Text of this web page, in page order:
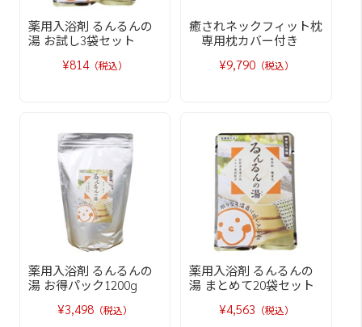
薬用入浴剤 るんるんの
湯 お試し3袋セット
¥814（税込）
癒されネックフィット枕
専用枕カバー付き
¥9,790（税込）
薬用入浴剤 るんるんの
湯 お得パック1200g
¥3,498 （税込）
薬用入浴剤 るんるんの
湯 まとめて20袋セット
¥4,563 （税込）